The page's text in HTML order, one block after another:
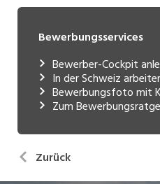
Bewerbungsservices
Bewerber-Cockpit
In der Schweiz
Bewerbungsfoto mit
Zum
Zurück